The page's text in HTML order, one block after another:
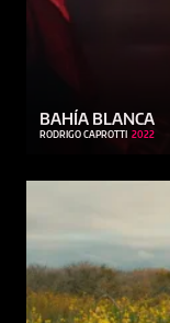
BAHÍA BLANCA
RODRIGO CAPROTTI 2022